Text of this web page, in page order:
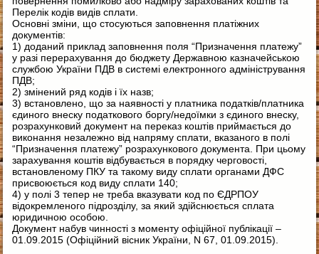
Перелік кодів видів сплати.
Основні зміни, що стосуються заповнення платіжних
документів:
1) доданий приклад заповнення поля “Призначення платежу”
у разі перерахування до бюджету Державною казначейською
службою України ПДВ в системі електронного адміністрування
ПДВ;
2) змінений ряд кодів і їх назв;
3) встановлено, що за наявності у платника податків/платника
єдиного внеску податкового боргу/недоїмки з єдиного внеску,
розрахунковий документ на переказ коштів приймається до
виконання незалежно від напряму сплати, вказаного в полі
“Призначення платежу” розрахункового документа. При цьому
зарахування коштів відбувається в порядку черговості,
встановленому ПКУ та такому виду сплати органами ДФС
присвоюється код виду сплати 140;
4) у полі 3 тепер не треба вказувати код по ЄДРПОУ
відокремленого підрозділу, за який здійснюється сплата
юридичною особою.
Документ набув чинності з моменту офіційної публікації –
01.09.2015 (Офіційний вісник України, N 67, 01.09.2015).